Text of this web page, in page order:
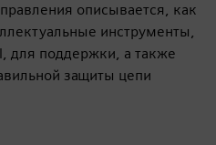
описывается, как
инструменты,
для поддержки, а также
защиты цепи